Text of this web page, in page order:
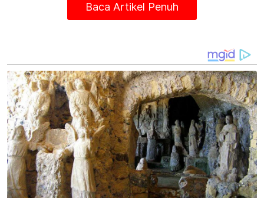
“Waktu tu saya panik dan segera menelefon
polis serta bomba untuk memaklumkan
kejadian,” ujarnya.
Terdahulu, media melaporkan tiga mangsa
Baca Artikel Penuh